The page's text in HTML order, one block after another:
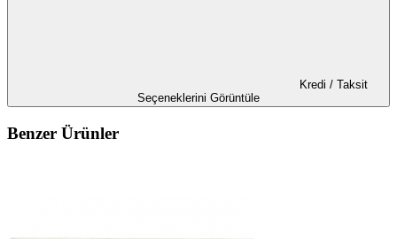
Seçeneklerini Görüntüle
Benzer Ürünler